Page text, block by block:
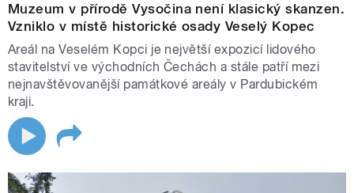
Muzeum v přírodě Vysočina není klasický skanzen.
Vzniklo v místě historické osady Veselý Kopec
Areál na Veselém Kopci je největší expozicí lidového
stavitelství ve východních Čechách a stále patří mezi
nejnavštěvovanější památkové areály v Pardubickém
kraji.